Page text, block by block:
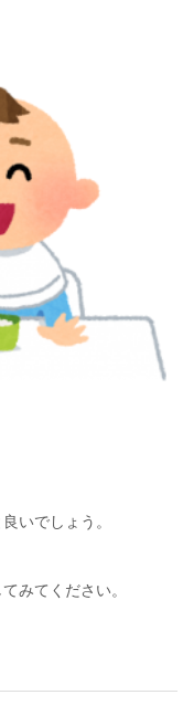
いでしょう。
みてください。